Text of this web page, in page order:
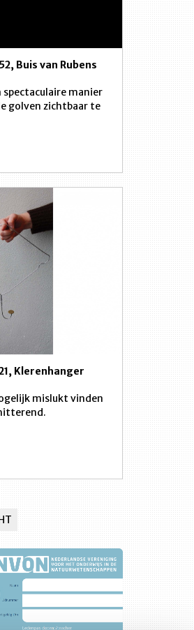
Buis van Rubens
spectaculaire manier
golven zichtbaar te
Klerenhanger
mislukt vinden